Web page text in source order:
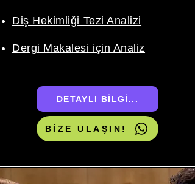
Diş Hekimliği Tezi Analizi
​Dergi Makalesi için Analiz
DETAYLI BİLGİ...
BİZE ULAŞIN!